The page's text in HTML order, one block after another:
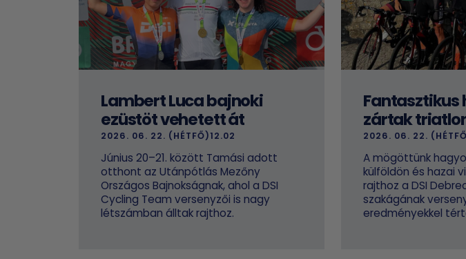
Lambert Luca bajnoki
ezüstöt vehetett át
2026. 06. 22. (HÉTFŐ)12.02
Június 20–21. között Tamási adott
otthont az Utánpótlás Mezőny
Országos Bajnokságnak, ahol a DSI
Cycling Team versenyzői is nagy
létszámban álltak rajthoz.
Fantasztikus
zártak
2026. 06. 22.
A mögöttünk
külföldön és hazai
rajthoz a DSI
szakágának
eredményekkel